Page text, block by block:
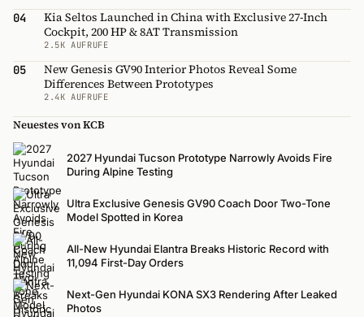
04
Kia Seltos Launched in China with Exclusive 27-Inch
Cockpit, 200 HP & 8AT Transmission
2.5K AUFRUFE
05
New Genesis GV90 Interior Photos Reveal Some
Differences Between Prototypes
2.4K AUFRUFE
Neuestes von KCB
2027 Hyundai Tucson Prototype Narrowly Avoids Fire
During Alpine Testing
Ultra Exclusive Genesis GV90 Coach Door Two-Tone
Model Spotted in Korea
All-New Hyundai Elantra Breaks Historic Record with
11,094 First-Day Orders
Next-Gen Hyundai KONA SX3 Rendering After Leaked
Photos